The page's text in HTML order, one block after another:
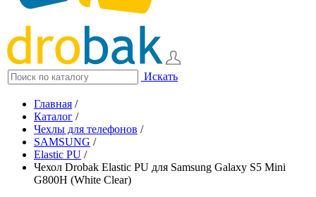
Искать
Главная /
Каталог /
Чехлы для телефонов /
SAMSUNG /
Elastic PU /
Чехол Drobak Elastic PU для Samsung Galaxy S5 Mini
G800H (White Clear)